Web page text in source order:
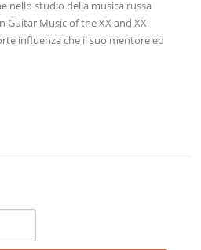
nello studio della musica russa
Guitar Music of the XX and XX
influenza che il suo mentore ed